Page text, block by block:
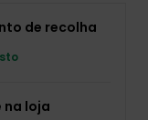
de recolha
na loja